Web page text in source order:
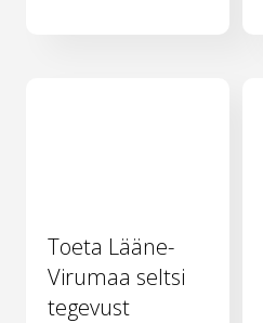
Toeta Lääne-
Virumaa seltsi
tegevust